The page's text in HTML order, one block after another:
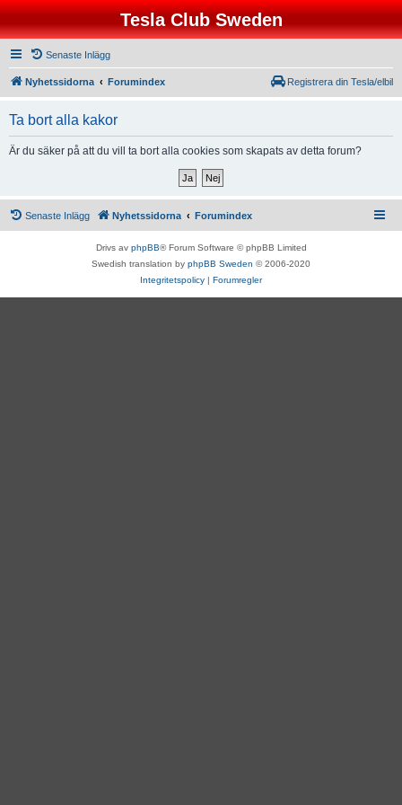
Tesla Club Sweden
Senaste Inlägg
Nyhetssidorna Forumindex Registrera din Tesla/elbil
Ta bort alla kakor
Är du säker på att du vill ta bort alla cookies som skapats av detta forum?
Senaste Inlägg Nyhetssidorna Forumindex
Drivs av phpBB® Forum Software © phpBB Limited
Swedish translation by phpBB Sweden © 2006-2020
Integritetspolicy | Forumregler